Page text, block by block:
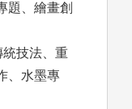
題、繪畫創
技法、重
、水墨專